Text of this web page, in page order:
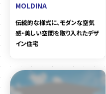
MOLDINA
伝統的な様式に、モダンな空気
感・美しい空間を取り入れたデザ
イン住宅